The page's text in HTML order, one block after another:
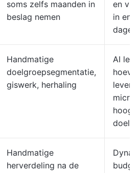
soms zelfs maanden in
beslag nemen
en
in
dagen
Handmatige
doelgroepsegmentatie,
giswerk, herhaling
AI
levert
Handmatige
herverdeling na de